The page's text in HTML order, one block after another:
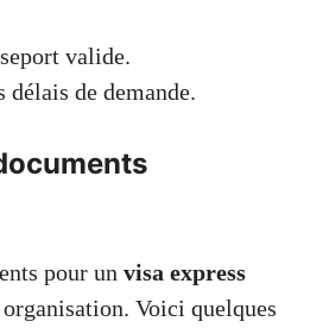
valide.
délais de demande.
pour un visa express
Voici quelques